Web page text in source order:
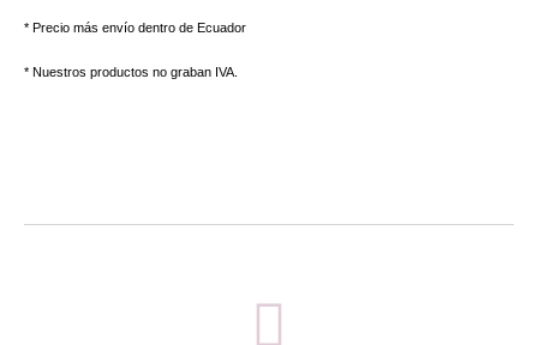
* Precio más envío dentro de Ecuador
* Nuestros productos no graban IVA.